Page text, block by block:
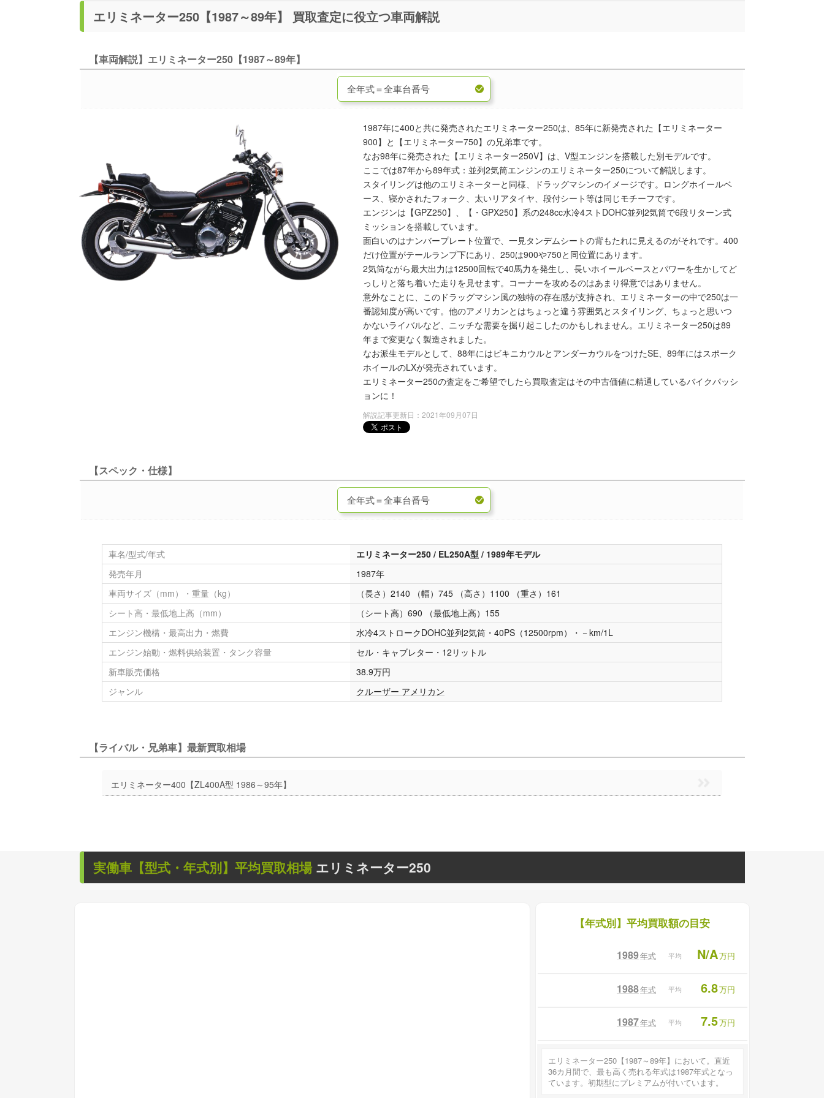
エリミネーター250【1987～89年】 買取査定に役立つ車両解説
【車両解説】エリミネーター250【1987～89年】
1987年に400と共に発売されたエリミネーター250は、85年に新発売された【エリミネーター
900】と【エリミネーター750】の兄弟車です。
なお98年に発売された【エリミネーター250V】は、V型エンジンを搭載した別モデルです。
ここでは87年から89年式：並列2気筒エンジンのエリミネーター250について解説します。
スタイリングは他のエリミネーターと同様、ドラッグマシンのイメージです。ロングホイールベ
ース、寝かされたフォーク、太いリアタイヤ、段付シート等は同じモチーフです。
エンジンは【GPZ250】、【・GPX250】系の248cc水冷4ストDOHC並列2気筒で6段リターン式
ミッションを搭載しています。
面白いのはナンバープレート位置で、一見タンデムシートの背もたれに見えるのがそれです。400
だけ位置がテールランプ下にあり、250は900や750と同位置にあります。
2気筒ながら最大出力は12500回転で40馬力を発生し、長いホイールベースとパワーを生かしてど
っしりと落ち着いた走りを見せます。コーナーを攻めるのはあまり得意ではありません。
意外なことに、このドラッグマシン風の独特の存在感が支持され、エリミネーターの中で250は一
番認知度が高いです。他のアメリカンとはちょっと違う雰囲気とスタイリング、ちょっと思いつ
かないライバルなど、ニッチな需要を掘り起こしたのかもしれません。エリミネーター250は89
年まで変更なく製造されました。
なお派生モデルとして、88年にはビキニカウルとアンダーカウルをつけたSE、89年にはスポーク
ホイールのLXが発売されています。
エリミネーター250の査定をご希望でしたら買取査定はその中古価値に精通しているバイクパッシ
ョンに！
解説記事更新日：2021年09月07日
【スペック・仕様】
車名/型式/年式
エリミネーター250 / EL250A型 / 1989年モデル
発売年月
1987年
車両サイズ（mm）・重量（kg）
（長さ）2140 （幅）745 （高さ）1100 （重さ）161
シート高・最低地上高（mm）
（シート高）690 （最低地上高）155
エンジン機構・最高出力・燃費
水冷4ストロークDOHC並列2気筒・40PS（12500rpm）・－km/1L
エンジン始動・燃料供給装置・タンク容量
セル・キャブレター・12リットル
新車販売価格
38.9万円
ジャンル
クルーザー アメリカン
【ライバル・兄弟車】最新買取相場
エリミネーター400【ZL400A型 1986～95年】
実働車【型式・年式別】平均買取相場 エリミネーター250
【年式別】平均買取額の目安
1989年式 平均 N/A万円
1988年式 平均 6.8万円
1987年式 平均 7.5万円
エリミネーター250【1987～89年】において。直近
36カ月間で、最も高く売れる年式は1987年式となっ
ています。初期型にプレミアムが付いています。